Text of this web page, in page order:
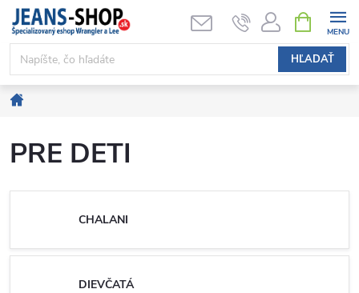
Prejsť
obsah
HĽADAŤ
KOŠÍK
PRE DETI
CHALANI
DIEVČATÁ